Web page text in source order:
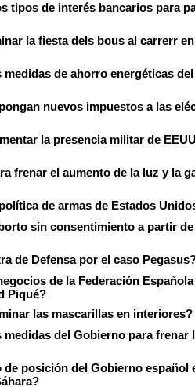
tipos de interés bancarios para
la fiesta dels bous al carrerr
medidas de ahorro energéticas del
nuevos impuestos a las
la presencia militar de
frenar el aumento de la luz y la
de armas de Estados
sin consentimiento a partir
de Defensa por el caso
de la Federación
Piqué?
las mascarillas en interiores?
medidas del Gobierno para frenar
de posición del Gobierno español